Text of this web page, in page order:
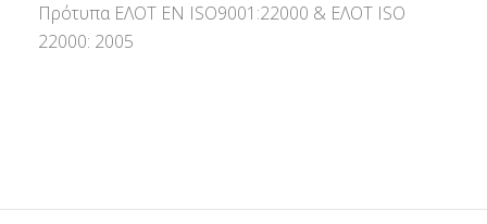
Πρότυπα ΕΛΟΤ ΕΝ ISO9001:22000 & ΕΛΟΤ ISO
22000: 2005